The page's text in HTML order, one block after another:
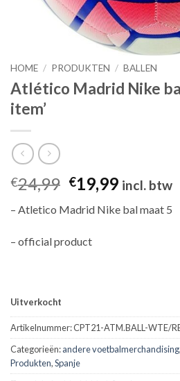
HOME / PRODUKTEN / BALLEN
Atlético Madrid Nike
item’
€24,99 Oorspronkelijke
prijs
was:
€24,99.
€19,99Huidige
is:
incl. btw
– Atletico Madrid Nike bal maat 5
– official product
Uitverkocht
Artikelnummer:CPT21-ATM.BALL-WTE/
Categorieën:andere voetbalmerchandising,
Produkten,Spanje